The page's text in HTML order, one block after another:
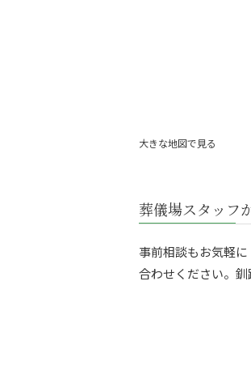
大きな地図で見る
葬儀場スタッフ
事前相談もお気軽
合わせください。